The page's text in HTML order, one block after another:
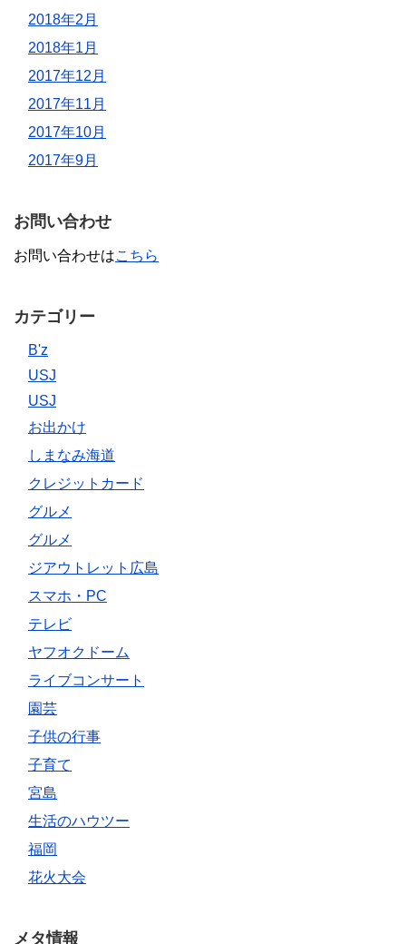
2018年2月
2018年1月
2017年12月
2017年11月
2017年10月
2017年9月
お問い合わせ
お問い合わせはこちら
カテゴリー
B'z
USJ
USJ
お出かけ
しまなみ海道
クレジットカード
グルメ
グルメ
ジアウトレット広島
スマホ・PC
テレビ
ヤフオクドーム
ライブコンサート
園芸
子供の行事
子育て
宮島
生活のハウツー
福岡
花火大会
メタ情報